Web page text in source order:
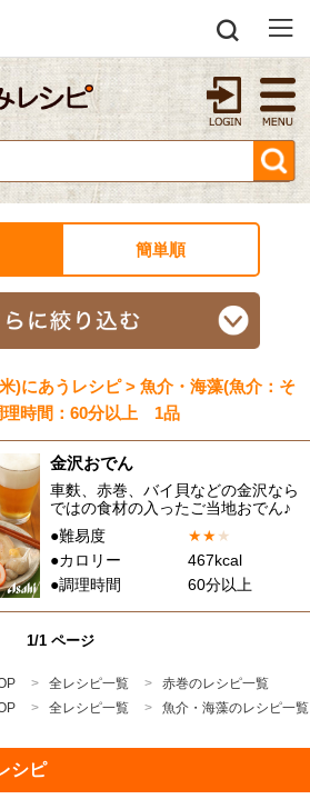
簡単順
)にあうレシピ > 魚介・海藻(魚介：そ
理時間：60分以上 1品
金沢おでん
車麩、赤巻、バイ貝などの金沢なら
ではの食材の入ったご当地おでん♪
●難易度
★★★
●カロリー
467kcal
●調理時間
60分以上
1/1 ページ
全レシピ一覧
赤巻のレシピ一覧
全レシピ一覧 魚介・海藻のレシピ一覧
シピ